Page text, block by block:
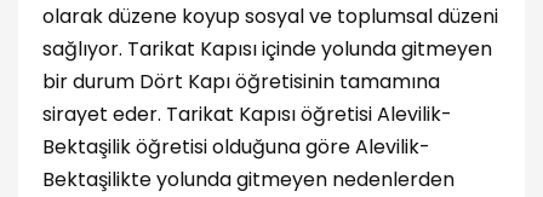
olarak düzene koyup sosyal ve toplumsal düzeni
sağlıyor. Tarikat Kapısı içinde yolunda gitmeyen
bir durum Dört Kapı öğretisinin tamamına
sirayet eder. Tarikat Kapısı öğretisi Alevilik-
Bektaşilik öğretisi olduğuna göre Alevilik-
Bektaşilikte yolunda gitmeyen nedenlerden